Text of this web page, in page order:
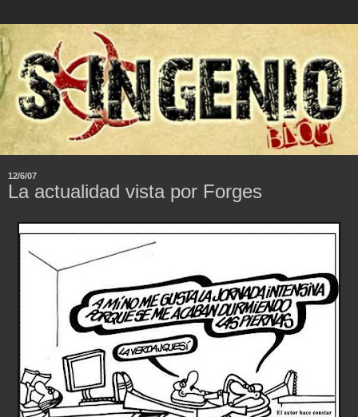
12/6/07
La actualidad vista por Forges